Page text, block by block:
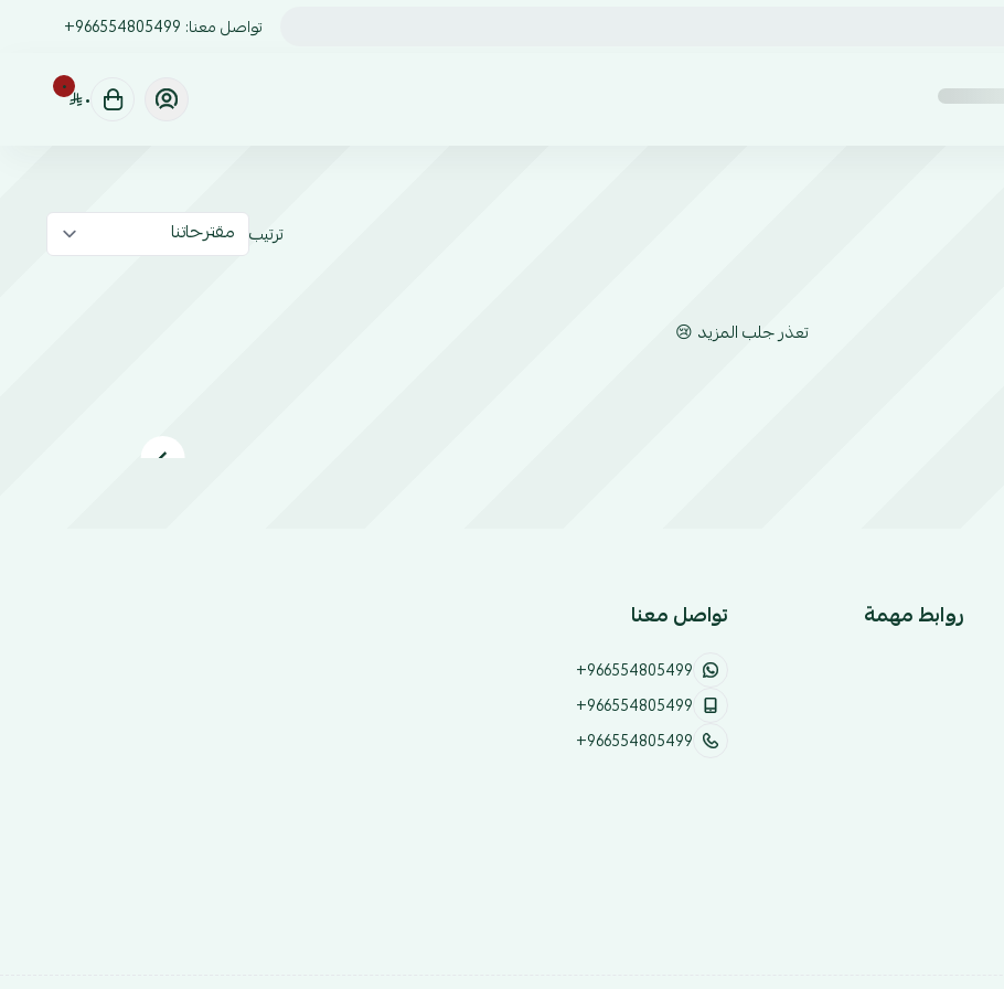
تواصل معنا: +966554805499
٠ ٠
ترتيب
تعذر جلب المزيد 😢
روابط مهمة تواصل معنا
+966554805499
+966554805499
+966554805499